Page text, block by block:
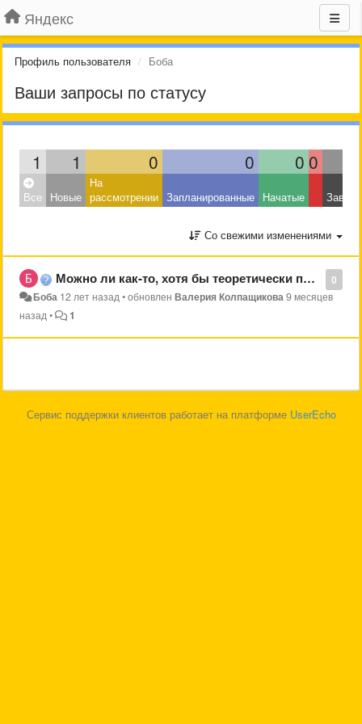
Яндекс
Профиль пользователя Боба
Ваши запросы по статусу
1 1 0 0 0 0
Все Новые
На
рассмотрении Запланированные Начатые
Со свежими изменениями
0
Можно ли как-то, хотя бы теоретически получить информацию с удаленного аккаунта на яндексе?
Боба 12 лет назад•обновленВалерия Колпащикова9 месяцев
назад• 1
Сервис поддержки клиентов работает на платформе UserEcho